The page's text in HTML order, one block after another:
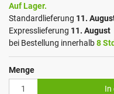
Auf Lager.
Standardlieferung 11.
Expresslieferung 11. August
bei Bestellung innerhalb8
Menge
In